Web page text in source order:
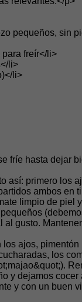
pequeños, sin
freír</li>
li>
li>
fríe hasta dejar
así: primero los
ambos en
limpio de piel
gusto.
ajos,
los
y dejamos cocer
y con un buen